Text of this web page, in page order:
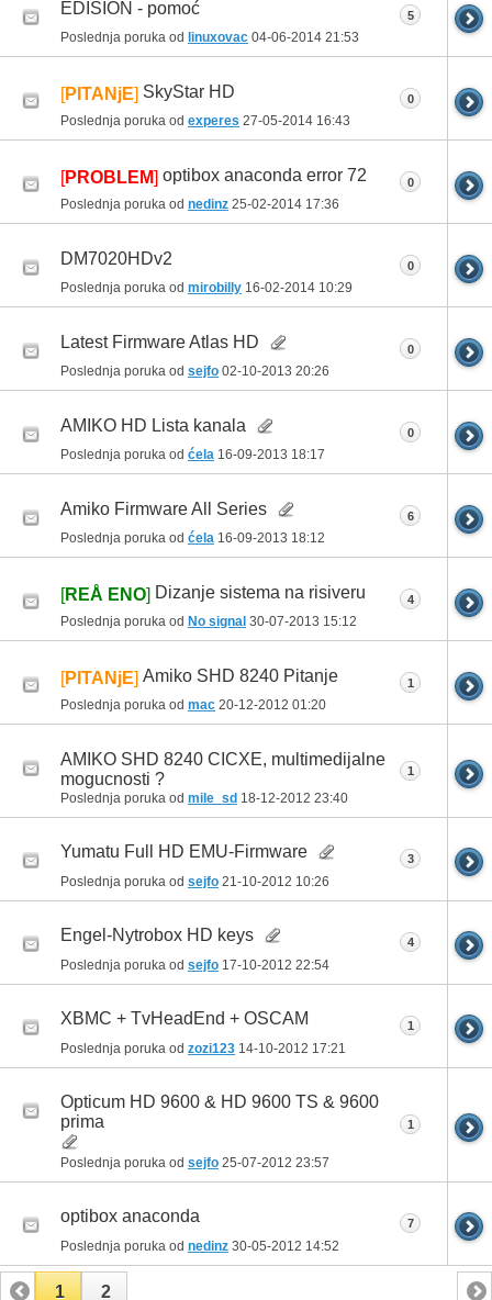
EDISION - pomoć
Poslednja poruka od linuxovac 04-06-2014 21:53
5
PITANjE SkyStar HD
Poslednja poruka od experes 27-05-2014 16:43
0
PROBLEM optibox anaconda error 72
Poslednja poruka od nedinz 25-02-2014 17:36
0
DM7020HDv2
Poslednja poruka od mirobilly 16-02-2014 10:29
0
Latest Firmware Atlas HD
Poslednja poruka od sejfo 02-10-2013 20:26
0
AMIKO HD Lista kanala
Poslednja poruka od ćela 16-09-2013 18:17
0
Amiko Firmware All Series
Poslednja poruka od ćela 16-09-2013 18:12
6
REÅ ENO Dizanje sistema na risiveru
Poslednja poruka od No signal 30-07-2013 15:12
4
PITANjE Amiko SHD 8240 Pitanje
Poslednja poruka od mac 20-12-2012 01:20
1
AMIKO SHD 8240 CICXE, multimedijalne
mogucnosti ?
Poslednja poruka od mile_sd 18-12-2012 23:40
1
Yumatu Full HD EMU-Firmware
Poslednja poruka od sejfo 21-10-2012 10:26
3
Engel-Nytrobox HD keys
Poslednja poruka od sejfo 17-10-2012 22:54
4
XBMC + TvHeadEnd + OSCAM
Poslednja poruka od zozi123 14-10-2012 17:21
1
Opticum HD 9600 & HD 9600 TS & 9600
prima
Poslednja poruka od sejfo 25-07-2012 23:57
1
optibox anaconda
Poslednja poruka od nedinz 30-05-2012 14:52
7
1 2